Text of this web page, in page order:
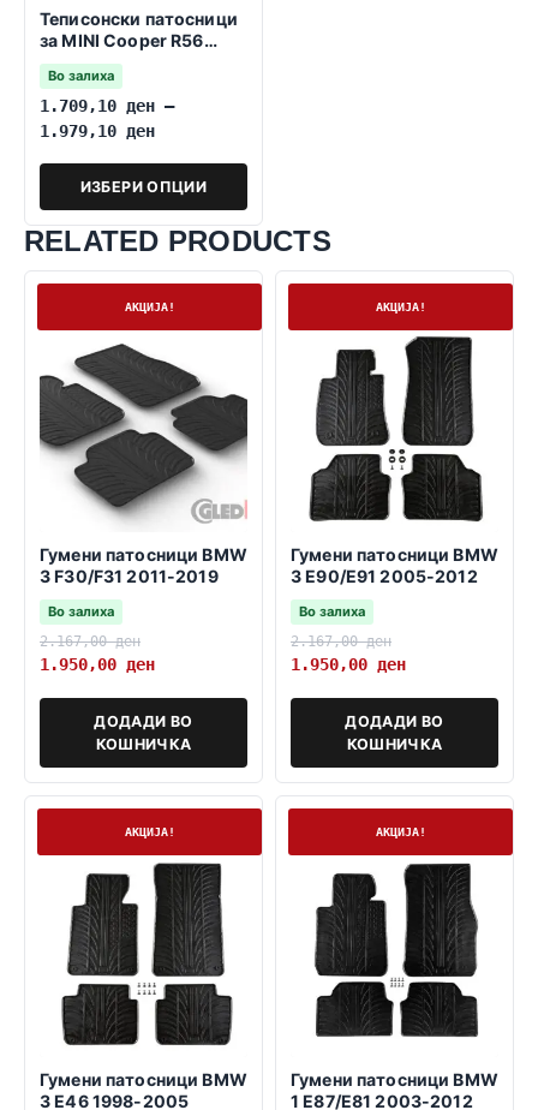
Теписонски патосници
за MINI Cooper R56
2007-2013
Во залиха
1.709,10 ден –
1.979,10 ден
ИЗБЕРИ ОПЦИИ
RELATED PRODUCTS
АКЦИЈА!
Гумени патосници BMW
3 F30/F31 2011-2019
Во залиха
2.167,00ден
1.950,00 ден
ДОДАДИ ВО
КОШНИЧКА
АКЦИЈА!
Гумени патосници BMW
3 E90/E91 2005-2012
Во залиха
2.167,00ден
1.950,00 ден
ДОДАДИ ВО
КОШНИЧКА
АКЦИЈА!
Гумени патосници BMW
3 E46 1998-2005
АКЦИЈА!
Гумени патосници BMW
1 E87/E81 2003-2012